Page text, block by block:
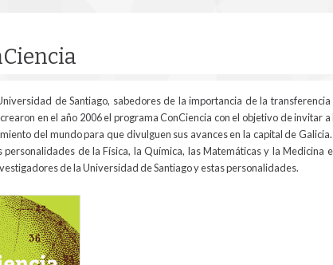
de Santiago, sabedores de la importancia de la
en el año 2006 el programa ConCiencia con el objetivo de invitar
del mundo para que divulguen sus avances en la capital de
personalidades de la Física, la Química, las Matemáticas y la Medicina
de la Universidad de Santiago y estas personalidades.